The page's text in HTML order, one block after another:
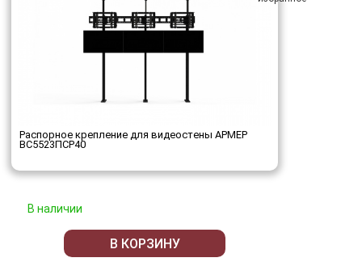
Распорное крепление для видеостены АРМЕР
ВС5523ПСР40
В наличии
В КОРЗИНУ